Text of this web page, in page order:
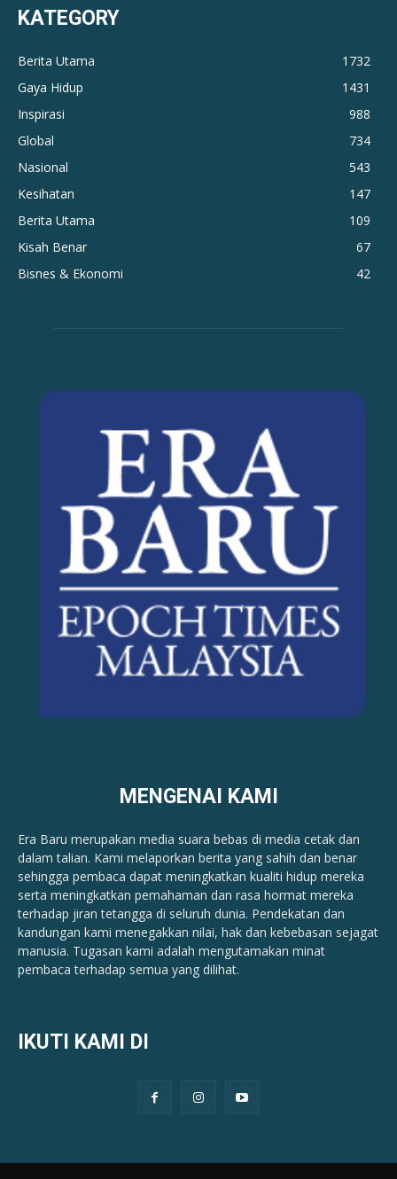
KATEGORY
Berita Utama
1732
Gaya Hidup
1431
Inspirasi
988
Global
734
Nasional
543
Kesihatan
147
Berita Utama
109
Kisah Benar
67
Bisnes & Ekonomi
42
MENGENAI KAMI
Era Baru merupakan media suara bebas di media cetak dan
dalam talian. Kami melaporkan berita yang sahih dan benar ​​
sehingga pembaca dapat meningkatkan kualiti hidup mereka
serta meningkatkan pemahaman dan rasa hormat mereka
terhadap jiran tetangga di seluruh dunia. Pendekatan dan
kandungan kami menegakkan nilai, hak dan kebebasan sejagat
manusia. Tugasan kami adalah mengutamakan minat
pembaca terhadap semua yang dilihat.
IKUTI KAMI DI